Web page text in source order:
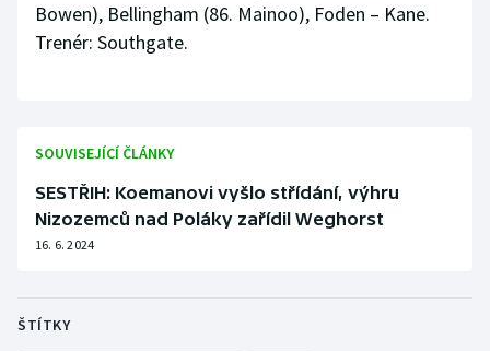
Bowen), Bellingham (86. Mainoo), Foden – Kane.
Trenér: Southgate.
SOUVISEJÍCÍ ČLÁNKY
SESTŘIH: Koemanovi vyšlo střídání, výhru
Nizozemců nad Poláky zařídil Weghorst
16. 6. 2024
ŠTÍTKY